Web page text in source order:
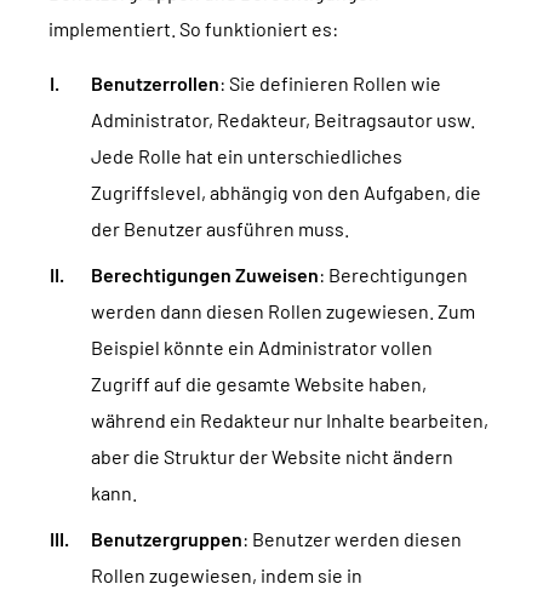
implementiert. So funktioniert es:
Benutzerrollen: Sie definieren Rollen wie
Administrator, Redakteur, Beitragsautor usw.
Jede Rolle hat ein unterschiedliches
Zugriffslevel, abhängig von den Aufgaben, die
der Benutzer ausführen muss.
Berechtigungen Zuweisen: Berechtigungen
werden dann diesen Rollen zugewiesen. Zum
Beispiel könnte ein Administrator vollen
Zugriff auf die gesamte Website haben,
während ein Redakteur nur Inhalte bearbeiten,
aber die Struktur der Website nicht ändern
kann.
Benutzergruppen: Benutzer werden diesen
Rollen zugewiesen, indem sie in